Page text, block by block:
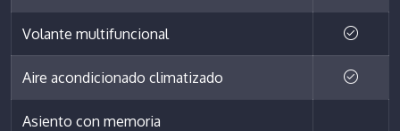
Volante multifuncional
Aire acondicionado climatizado
Asiento con memoria